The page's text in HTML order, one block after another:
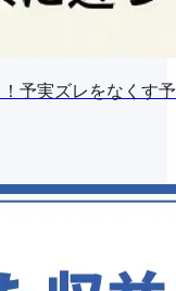
予実ズレをなくす